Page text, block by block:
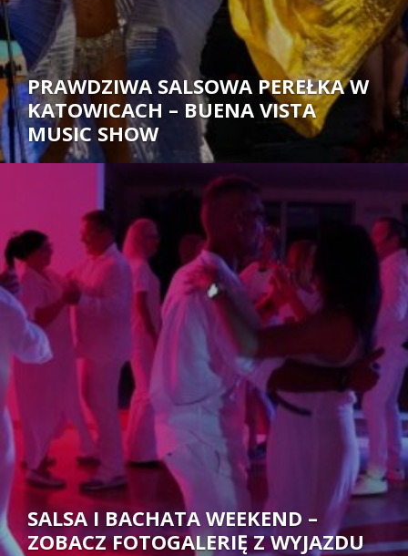
PRAWDZIWA SALSOWA PEREŁKA W
KATOWICACH – BUENA VISTA
MUSIC SHOW
SALSA I BACHATA WEEKEND –
ZOBACZ FOTOGALERIĘ Z WYJAZDU